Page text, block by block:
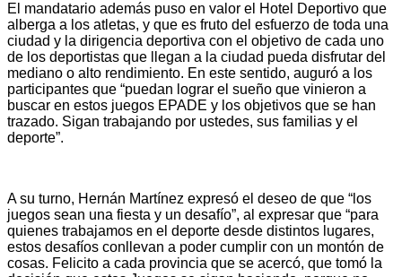
El mandatario además puso en valor el Hotel Deportivo que
alberga a los atletas, y que es fruto del esfuerzo de toda una
ciudad y la dirigencia deportiva con el objetivo de cada uno
de los deportistas que llegan a la ciudad pueda disfrutar del
mediano o alto rendimiento. En este sentido, auguró a los
participantes que “puedan lograr el sueño que vinieron a
buscar en estos juegos EPADE y los objetivos que se han
trazado. Sigan trabajando por ustedes, sus familias y el
deporte”.
A su turno, Hernán Martínez expresó el deseo de que “los
juegos sean una fiesta y un desafío”, al expresar que “para
quienes trabajamos en el deporte desde distintos lugares,
estos desafíos conllevan a poder cumplir con un montón de
cosas. Felicito a cada provincia que se acercó, que tomó la